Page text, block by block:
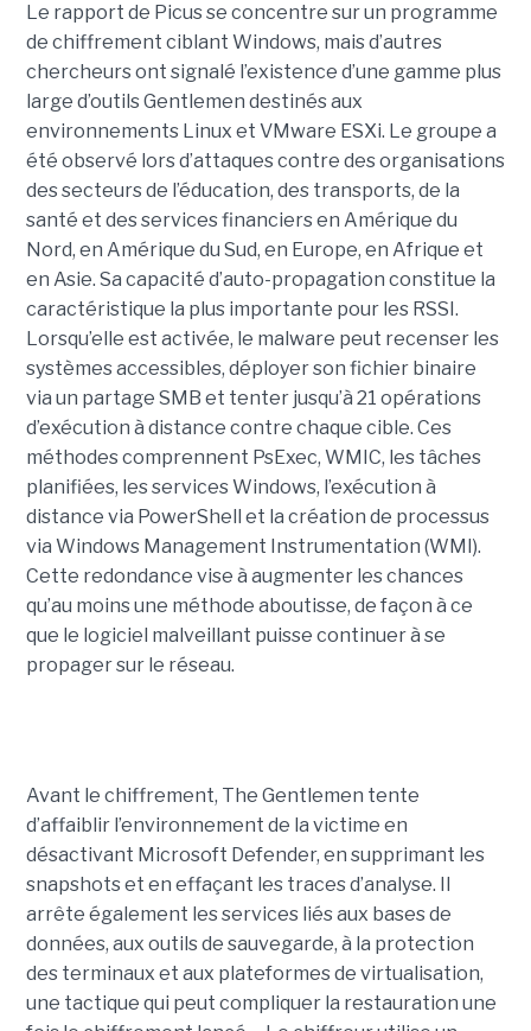
Le rapport de Picus se concentre sur un programme
de chiffrement ciblant Windows, mais d’autres
chercheurs ont signalé l’existence d’une gamme plus
large d’outils Gentlemen destinés aux
environnements Linux et VMware ESXi. Le groupe a
été observé lors d’attaques contre des organisations
des secteurs de l’éducation, des transports, de la
santé et des services financiers en Amérique du
Nord, en Amérique du Sud, en Europe, en Afrique et
en Asie. Sa capacité d’auto-propagation constitue la
caractéristique la plus importante pour les RSSI.
Lorsqu’elle est activée, le malware peut recenser les
systèmes accessibles, déployer son fichier binaire
via un partage SMB et tenter jusqu’à 21 opérations
d’exécution à distance contre chaque cible. Ces
méthodes comprennent PsExec, WMIC, les tâches
planifiées, les services Windows, l’exécution à
distance via PowerShell et la création de processus
via Windows Management Instrumentation (WMI).
Cette redondance vise à augmenter les chances
qu’au moins une méthode aboutisse, de façon à ce
que le logiciel malveillant puisse continuer à se
propager sur le réseau.
Avant le chiffrement, The Gentlemen tente
d’affaiblir l’environnement de la victime en
désactivant Microsoft Defender, en supprimant les
snapshots et en effaçant les traces d’analyse. Il
arrête également les services liés aux bases de
données, aux outils de sauvegarde, à la protection
des terminaux et aux plateformes de virtualisation,
une tactique qui peut compliquer la restauration une